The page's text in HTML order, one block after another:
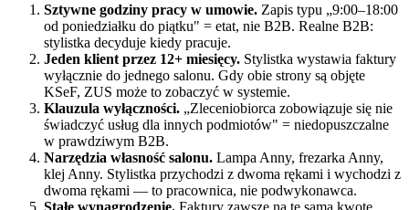
Sztywne godziny pracy w umowie. Zapis typu „9:00–18:00
od poniedziałku do piątku" = etat, nie B2B. Realne B2B:
stylistka decyduje kiedy pracuje.
Jeden klient przez 12+ miesięcy. Stylistka wystawia faktury
wyłącznie do jednego salonu. Gdy obie strony są objęte
KSeF, ZUS może to zobaczyć w systemie.
Klauzula wyłączności. „Zleceniobiorca zobowiązuje się nie
świadczyć usług dla innych podmiotów" = niedopuszczalne
w prawdziwym B2B.
Narzędzia własność salonu. Lampa Anny, frezarka Anny,
klej Anny. Stylistka przychodzi z dwoma rękami i wychodzi z
dwoma rękami — to pracownica, nie podwykonawca.
Stałe wynagrodzenie. Faktury zawsze na tę samą kwotę,